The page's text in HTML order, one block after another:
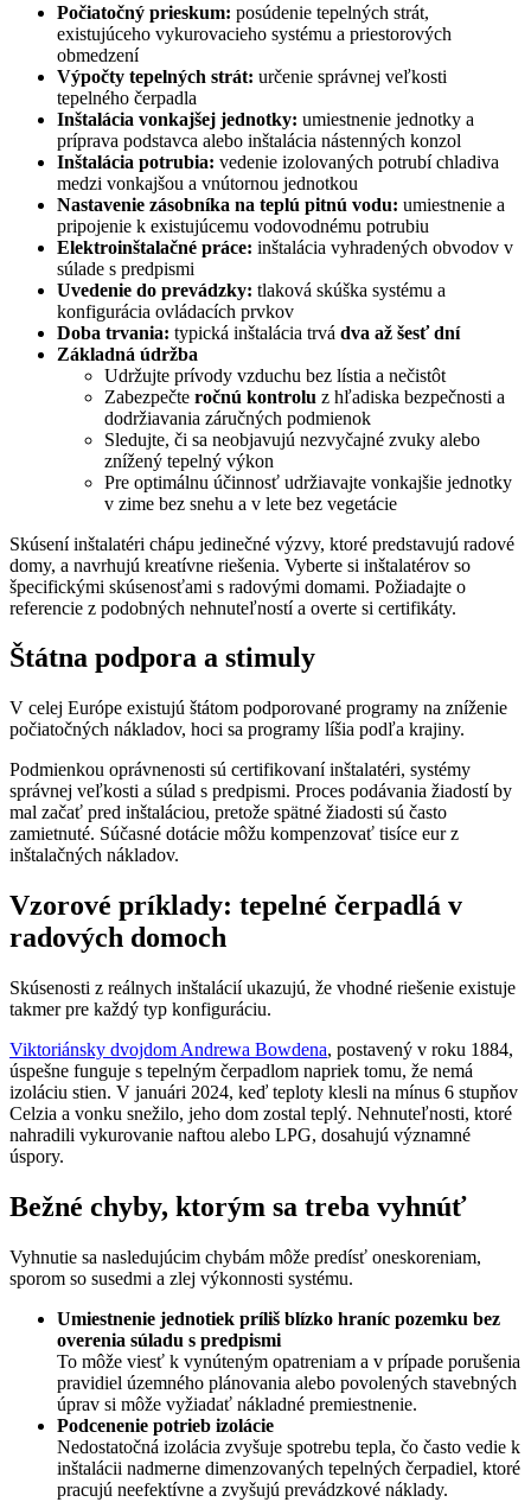
Počiatočný prieskum: posúdenie tepelných strát,
existujúceho vykurovacieho systému a priestorových
obmedzení
Výpočty tepelných strát: určenie správnej veľkosti
tepelného čerpadla
Inštalácia vonkajšej jednotky: umiestnenie jednotky a
príprava podstavca alebo inštalácia nástenných konzol
Inštalácia potrubia: vedenie izolovaných potrubí chladiva
medzi vonkajšou a vnútornou jednotkou
Nastavenie zásobníka na teplú pitnú vodu: umiestnenie a
pripojenie k existujúcemu vodovodnému potrubiu
Elektroinštalačné práce: inštalácia vyhradených obvodov v
súlade s predpismi
Uvedenie do prevádzky: tlaková skúška systému a
konfigurácia ovládacích prvkov
Doba trvania: typická inštalácia trvá dva až šesť dní
Základná údržba
Udržujte prívody vzduchu bez lístia a nečistôt
Zabezpečte ročnú kontrolu z hľadiska bezpečnosti a
dodržiavania záručných podmienok
Sledujte, či sa neobjavujú nezvyčajné zvuky alebo
znížený tepelný výkon
Pre optimálnu účinnosť udržiavajte vonkajšie jednotky
v zime bez snehu a v lete bez vegetácie
Skúsení inštalatéri chápu jedinečné výzvy, ktoré predstavujú radové
domy, a navrhujú kreatívne riešenia. Vyberte si inštalatérov so
špecifickými skúsenosťami s radovými domami. Požiadajte o
referencie z podobných nehnuteľností a overte si certifikáty.
Štátna podpora a stimuly
V celej Európe existujú štátom podporované programy na zníženie
počiatočných nákladov, hoci sa programy líšia podľa krajiny.
Podmienkou oprávnenosti sú certifikovaní inštalatéri, systémy
správnej veľkosti a súlad s predpismi. Proces podávania žiadostí by
mal začať pred inštaláciou, pretože spätné žiadosti sú často
zamietnuté. Súčasné dotácie môžu kompenzovať tisíce eur z
inštalačných nákladov.
Vzorové príklady: tepelné čerpadlá v
radových domoch
Skúsenosti z reálnych inštalácií ukazujú, že vhodné riešenie existuje
takmer pre každý typ konfiguráciu.
Viktoriánsky dvojdom Andrewa Bowdena, postavený v roku 1884,
úspešne funguje s tepelným čerpadlom napriek tomu, že nemá
izoláciu stien. V januári 2024, keď teploty klesli na mínus 6 stupňov
Celzia a vonku snežilo, jeho dom zostal teplý. Nehnuteľnosti, ktoré
nahradili vykurovanie naftou alebo LPG, dosahujú významné
úspory.
Bežné chyby, ktorým sa treba vyhnúť
Vyhnutie sa nasledujúcim chybám môže predísť oneskoreniam,
sporom so susedmi a zlej výkonnosti systému.
Umiestnenie jednotiek príliš blízko hraníc pozemku bez
overenia súladu s predpismi
To môže viesť k vynúteným opatreniam a v prípade porušenia
pravidiel územného plánovania alebo povolených stavebných
úprav si môže vyžiadať nákladné premiestnenie.
Podcenenie potrieb izolácie
Nedostatočná izolácia zvyšuje spotrebu tepla, čo často vedie k
inštalácii nadmerne dimenzovaných tepelných čerpadiel, ktoré
pracujú neefektívne a zvyšujú prevádzkové náklady.